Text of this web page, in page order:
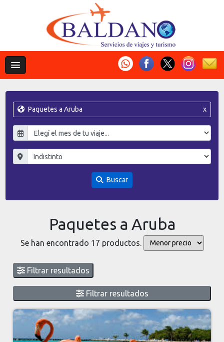
Paquetes a Aruba x
Buscar
Paquetes a Aruba
Se han encontrado 17 productos.
Filtrar resultados
Filtrar resultados